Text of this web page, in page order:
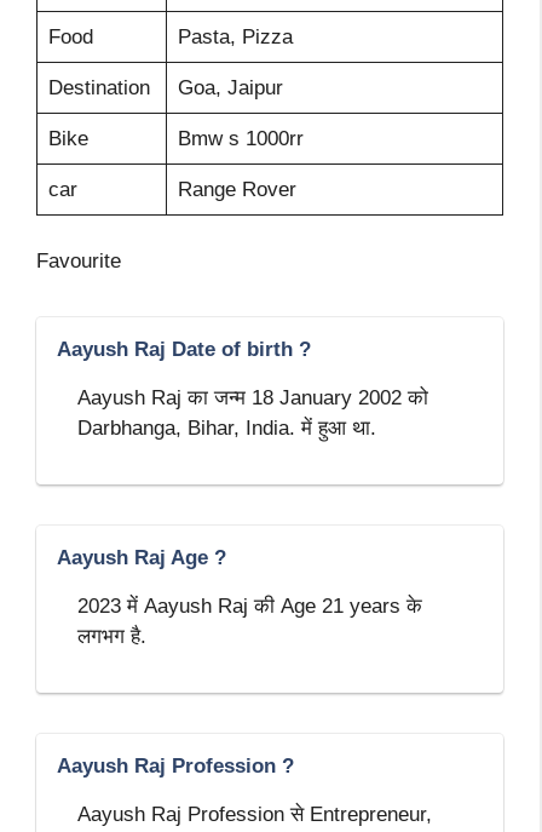
Food Pasta, Pizza
Destination Goa, Jaipur
Bike Bmw s 1000rr
car Range Rover
Favourite
Aayush Raj Date of birth ?
Aayush Raj का जन्म 18 January 2002 को
Darbhanga, Bihar, India. में हुआ था.
Aayush Raj Age ?
2023 में Aayush Raj की Age 21 years के
लगभग है.
Aayush Raj Profession ?
Aayush Raj Profession से Entrepreneur,